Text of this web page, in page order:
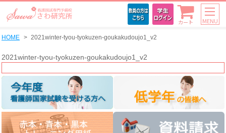
カート MENU
HOME 2021winter-tyou-tyokuzen-goukakudoujo1_v2
2021winter-tyou-tyokuzen-goukakudoujo1_v2